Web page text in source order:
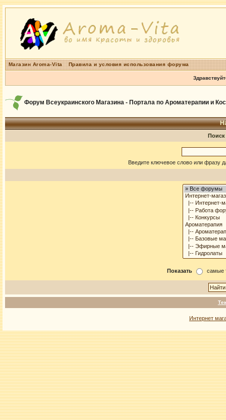
Магазин Aroma-Vita Правила и условия использования форума
Форум Всеукраинского Магазина - Портала по Ароматерапии и
Введите ключевое слово или фразу
Показать самые
Интернет